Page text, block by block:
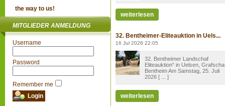
the way to us!
MITGLIEDER ANMELDUNG
Username
Password
Remember me
weiterlesen
32. Bentheimer-Eliteauktion in Uels...
16 Jul 2026 22:05
32. Bentheimer Landschaf
Eliteauktion“ in Uelsen,
Bentheim Am Samstag, 25. Juli
2026 [ ... ]
weiterlesen